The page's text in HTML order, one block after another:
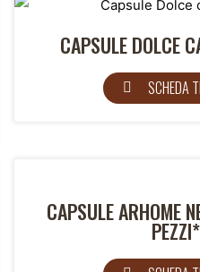
CAPSULE DOLCE
SCHEDA
CAPSULE ARHOME
PEZZI*